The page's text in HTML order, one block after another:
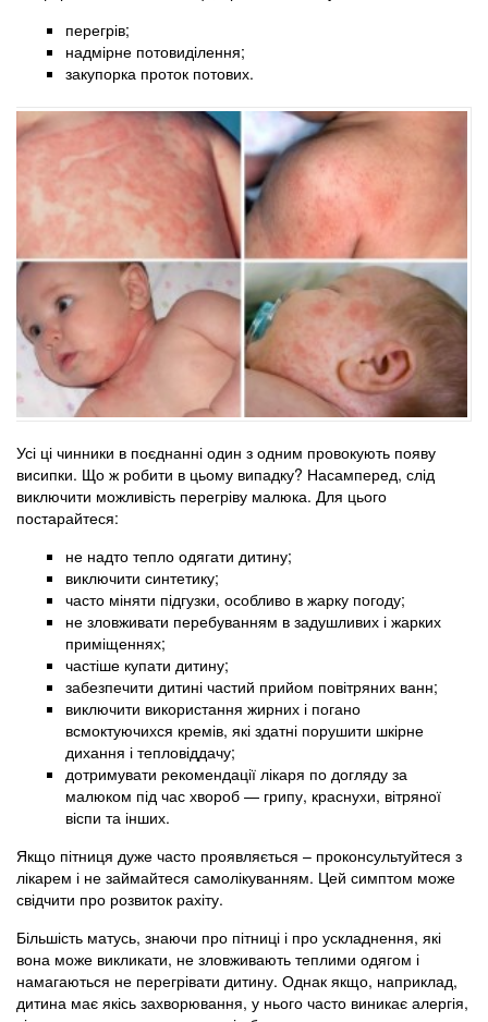
перегрів;
надмірне потовиділення;
закупорка проток потових.
Усі ці чинники в поєднанні один з одним провокують появу
висипки. Що ж робити в цьому випадку? Насамперед, слід
виключити можливість перегріву малюка. Для цього
постарайтеся:
не надто тепло одягати дитину;
виключити синтетику;
часто міняти підгузки, особливо в жарку погоду;
не зловживати перебуванням в задушливих і жарких
приміщеннях;
частіше купати дитину;
забезпечити дитині частий прийом повітряних ванн;
виключити використання жирних і погано
всмоктуючихся кремів, які здатні порушити шкірне
дихання і тепловіддачу;
дотримувати рекомендації лікаря по догляду за
малюком під час хвороб — грипу, краснухи, вітряної
віспи та інших.
Якщо пітниця дуже часто проявляється – проконсультуйтеся з
лікарем і не займайтеся самолікуванням. Цей симптом може
свідчити про розвиток рахіту.
Більшість матусь, знаючи про пітниці і про ускладнення, які
вона може викликати, не зловживають теплими одягом і
намагаються не перегрівати дитину. Однак якщо, наприклад,
дитина має якісь захворювання, у нього часто виникає алергія,